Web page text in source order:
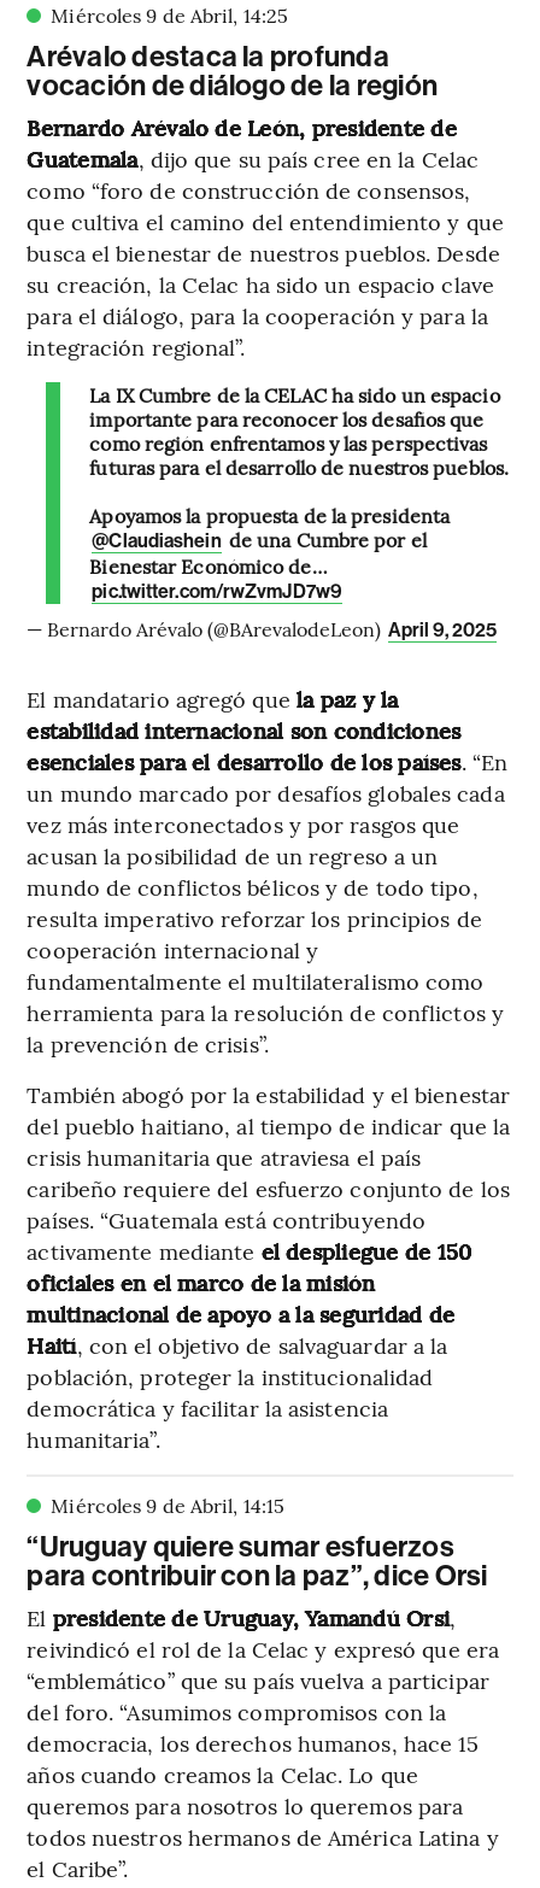
Miércoles 9 de Abril, 14:25
Arévalo destaca la profunda
vocación de diálogo de la región
Bernardo Arévalo de León, presidente de
Guatemala, dijo que su país cree en la Celac
como “foro de construcción de consensos,
que cultiva el camino del entendimiento y que
busca el bienestar de nuestros pueblos. Desde
su creación, la Celac ha sido un espacio clave
para el diálogo, para la cooperación y para la
integración regional”.
La IX Cumbre de la CELAC ha sido un espacio
importante para reconocer los desafíos que
como región enfrentamos y las perspectivas
futuras para el desarrollo de nuestros pueblos.
Apoyamos la propuesta de la presidenta
@Claudiashein de una Cumbre por el
Bienestar Económico de…
pic.twitter.com/rwZvmJD7w9
— Bernardo Arévalo (@BArevalodeLeon) April 9, 2025
El mandatario agregó que la paz y la
estabilidad internacional son condiciones
esenciales para el desarrollo de los países. “En
un mundo marcado por desafíos globales cada
vez más interconectados y por rasgos que
acusan la posibilidad de un regreso a un
mundo de conflictos bélicos y de todo tipo,
resulta imperativo reforzar los principios de
cooperación internacional y
fundamentalmente el multilateralismo como
herramienta para la resolución de conflictos y
la prevención de crisis”.
También abogó por la estabilidad y el bienestar
del pueblo haitiano, al tiempo de indicar que la
crisis humanitaria que atraviesa el país
caribeño requiere del esfuerzo conjunto de los
países. “Guatemala está contribuyendo
activamente mediante el despliegue de 150
oficiales en el marco de la misión
multinacional de apoyo a la seguridad de
Haití, con el objetivo de salvaguardar a la
población, proteger la institucionalidad
democrática y facilitar la asistencia
humanitaria”.
Miércoles 9 de Abril, 14:15
“Uruguay quiere sumar esfuerzos
para contribuir con la paz”, dice Orsi
El presidente de Uruguay, Yamandú Orsi,
reivindicó el rol de la Celac y expresó que era
“emblemático” que su país vuelva a participar
del foro. “Asumimos compromisos con la
democracia, los derechos humanos, hace 15
años cuando creamos la Celac. Lo que
queremos para nosotros lo queremos para
todos nuestros hermanos de América Latina y
el Caribe”.